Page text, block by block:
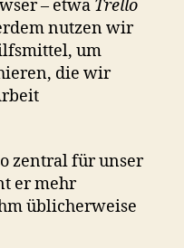
– etwa Trello
nutzen wir
um
die wir
zentral für unser
er mehr
üblicherweise